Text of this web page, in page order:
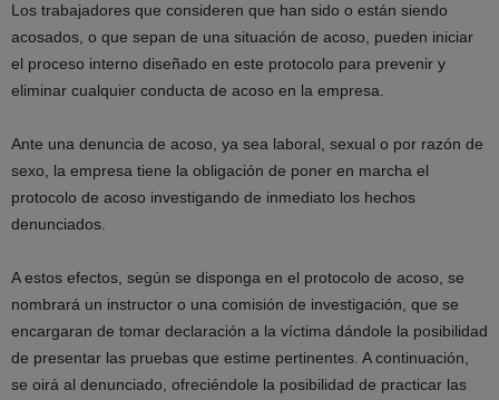
Los trabajadores que consideren que han sido o están siendo
acosados, o que sepan de una situación de acoso, pueden iniciar
el proceso interno diseñado en este protocolo para prevenir y
eliminar cualquier conducta de acoso en la empresa.
Ante una denuncia de acoso, ya sea laboral, sexual o por razón de
sexo, la empresa tiene la obligación de poner en marcha el
protocolo de acoso investigando de inmediato los hechos
denunciados.
A estos efectos, según se disponga en el protocolo de acoso, se
nombrará un instructor o una comisión de investigación, que se
encargaran de tomar declaración a la víctima dándole la posibilidad
de presentar las pruebas que estime pertinentes. A continuación,
se oirá al denunciado, ofreciéndole la posibilidad de practicar las